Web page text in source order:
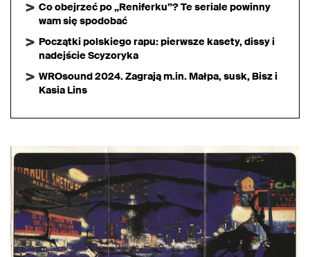
Co obejrzeć po „Reniferku”? Te seriale powinny
wam się spodobać
Początki polskiego rapu: pierwsze kasety, dissy i
nadejście Scyzoryka
WROsound 2024. Zagrają m.in. Małpa, susk, Bisz i
Kasia Lins